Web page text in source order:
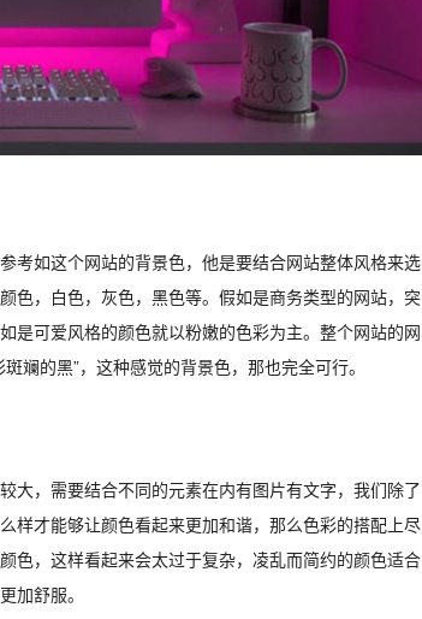
考如这个网站的背景色，他是要结合网站整体风格来选
色，白色，灰色，黑色等。假如是商务类型的网站，突
是可爱风格的颜色就以粉嫩的色彩为主。整个网站的网
斓的黑”，这种感觉的背景色，那也完全可行。
大，需要结合不同的元素在内有图片有文字，我们除了
样才能够让颜色看起来更加和谐，那么色彩的搭配上尽
色，这样看起来会太过于复杂，凌乱而简约的颜色适合
加舒服。